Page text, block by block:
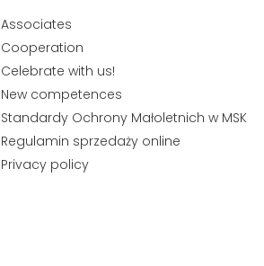
Associates
Cooperation
Celebrate with us!
New competences
Standardy Ochrony Małoletnich w MSK
Regulamin sprzedaży online
Privacy policy